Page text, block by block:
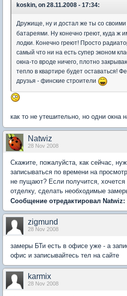
koskin, on 28.11.2008 - 17:34:
Дружище, ну и достал же ты со
батареями. Ну конечно греют, куда ж
лодки. Конечно греют! Просто
самый что ни на есть супер эконом
окна-то вроде ничего, плотно
тепло в квартире будет оставаться!
друзья - финские строители
как то не утешительно, но одни окна
Natwiz
28 Nov 2008
Скажите, пожалуйста, как сейчас,
записываться по времени на
не пущают? Если получится, хочется
отделку, сделать необходимые
Сообщение отредактировал Natwiz:
zigmund
28 Nov 2008
замеры БТи есть в офисе уже - а
офис и записывайтесь тел на сайте
karmix
28 Nov 2008